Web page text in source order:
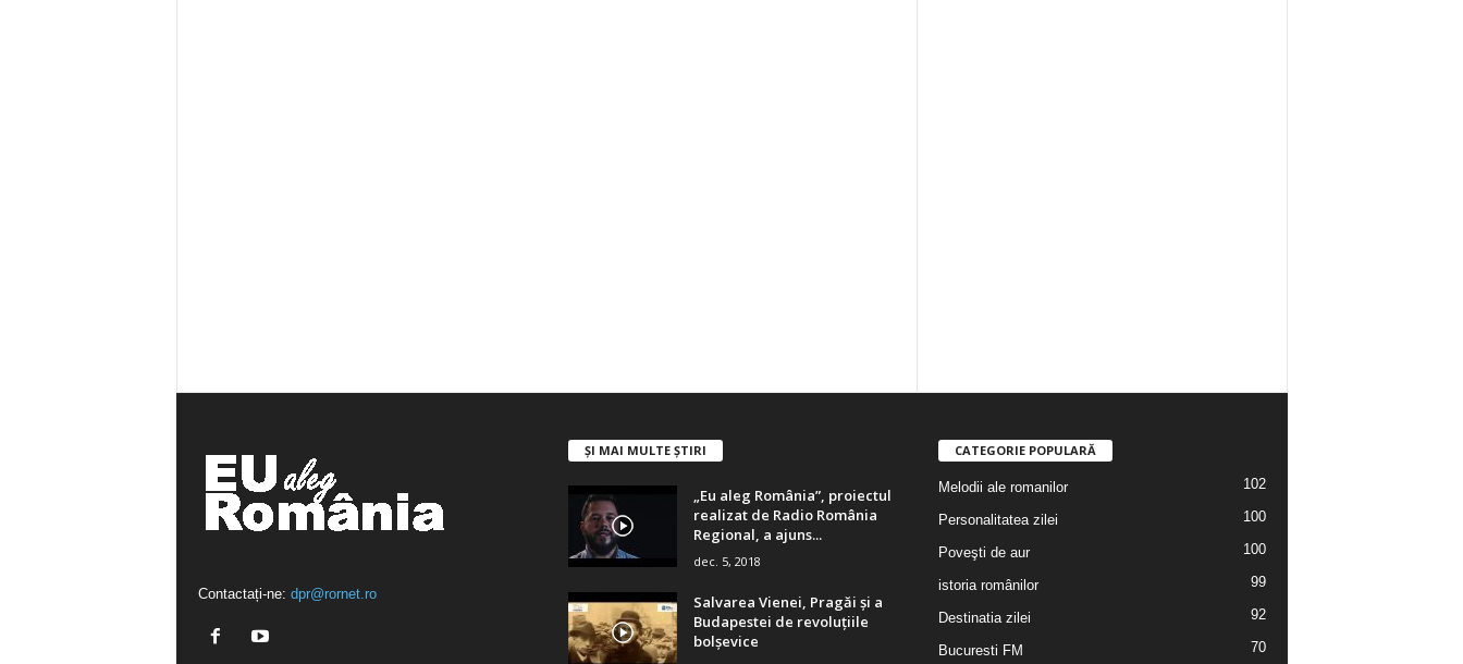
Contactați-ne: dpr@rornet.ro
ȘI MAI MULTE ȘTIRI
„Eu aleg România”, proiectul
realizat de Radio România
Regional, a ajuns...
dec. 5, 2018
Salvarea Vienei, Pragăi şi a
Budapestei de revoluţiile
bolşevice
CATEGORIE POPULARĂ
Melodii ale romanilor 102
Personalitatea zilei 100
Poveşti de aur 100
istoria românilor 99
Destinatia zilei 92
Bucuresti FM 70